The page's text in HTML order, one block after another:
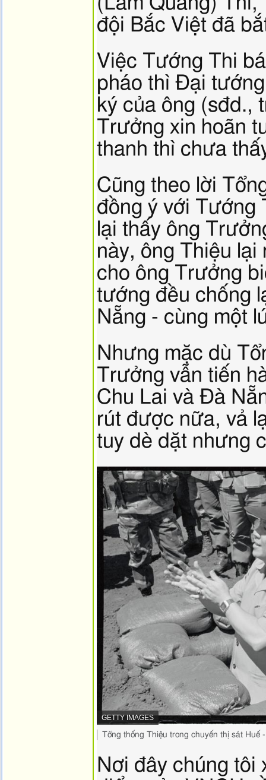
đội Bắc Việt đã
Việc Tướng Thi
pháo thì Đại
ký của ông (sđd.,
Trưởng xin hoãn
thanh thì chưa
Cũng theo lời
đồng ý với Tướng
lại thấy ông
này, ông Thiệu lại
cho ông Trưởng
tướng đều chống
Nẵng - cùng một
Nhưng mặc dù
Trưởng vẫn tiến
Chu Lai và Đà
rút được nữa, vả
tuy dè dặt nhưng
NGUỒN
HÌNH
ẢNH,
GETTY IMAGES
Chụp
hình
ảnh,
Tổng thống Thiệu trong chuyến thị sát
Nơi đây chúng tôi